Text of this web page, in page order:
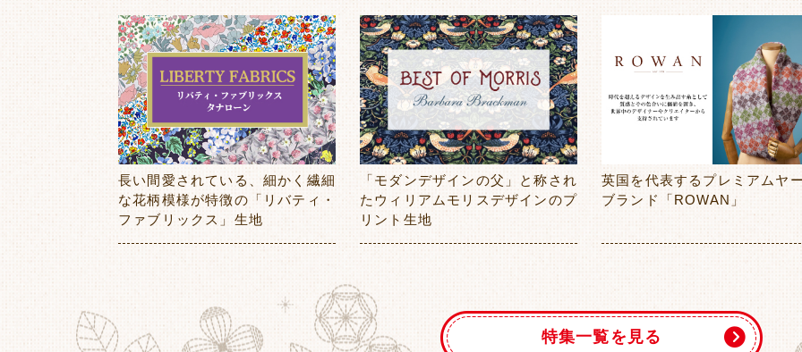
長い間愛されている、細かく繊細
な花柄模様が特徴の「リバティ・
ファブリックス」生地
「モダンデザインの父」と称され
たウィリアムモリスデザインのプ
リント生地
英国を代表するプレミアムヤ
ブランド「ROWAN」
特集一覧を見る